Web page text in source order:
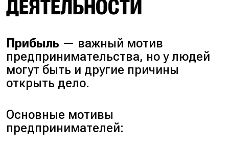
ДЕЯТЕЛЬНОСТИ
Прибыль — важный мотив
предпринимательства, но у людей
могут быть и другие причины
открыть дело.
Основные мотивы
предпринимателей: